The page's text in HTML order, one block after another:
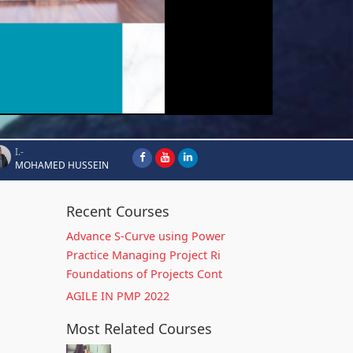
I.-
MOHAMED HUSSEIN
Recent Courses
Advance S-Curve using Power
Practice Managing Project Ri
Foundations of Projects Cont
AGILE IN PMP 2022
Most Related Courses